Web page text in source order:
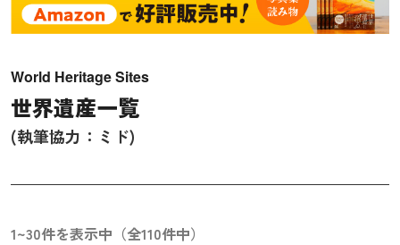
World Heritage Sites
世界遺産一覧
(執筆協力：ミド)
1~30件を表示中（全110件中）